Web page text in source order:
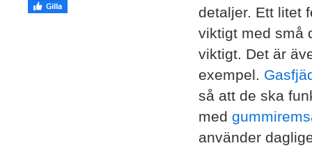
detaljer. Ett litet
viktigt med små
viktigt. Det är
exempel.
så att de ska
med
använder